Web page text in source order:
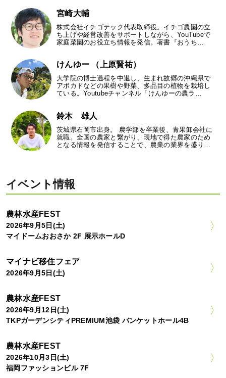
宮崎大輔
株式会社イチゴテック代表取締役。イチゴ農園の立
ち上げや経営改善をサポートしながら、YouTubeで
家庭菜園のお役立ち情報を発信。著書『おうち…
けんゆー （上原賢祐）
大学院の博士過程を中退し、生まれ故郷の沖縄県で
アボカドなどの果樹や野菜、多品目の植物を栽培し
ている。Youtubeチャンネル「けんゆーの農ラ…
鈴木 雄人
茨城県石岡市出身。 農学部を卒業後、青果卸会社に
就職。全国の農家と繋がり、現地で得た農家のため
となる情報を発信することで、農業の業界を盛り…
イベント情報
農林水産FEST
2026年9月5日(土)
マイドームおおさか 2F 展示ホールD
マイナビ移住フェア
2026年9月5日(土)
農林水産FEST
2026年9月12日(土)
TKPガーデンシティPREMIUM池袋 バンケットホール4B
農林水産FEST
2026年10月3日(土)
福岡ファッションビル 7F